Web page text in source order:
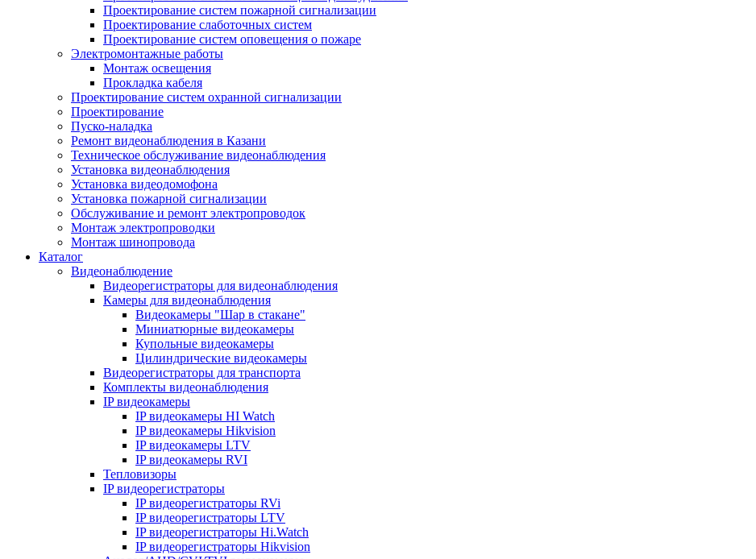
Проектирование систем пожарной сигнализации
Проектирование слаботочных систем
Проектирование систем оповещения о пожаре
Электромонтажные работы
Монтаж освещения
Прокладка кабеля
Проектирование систем охранной сигнализации
Проектирование
Пуско-наладка
Ремонт видеонаблюдения в Казани
Техническое обслуживание видеонаблюдения
Установка видеонаблюдения
Установка видеодомофона
Установка пожарной сигнализации
Обслуживание и ремонт электропроводок
Монтаж электропроводки
Монтаж шинопровода
Каталог
Видеонаблюдение
Видеорегистраторы для видеонаблюдения
Камеры для видеонаблюдения
Видеокамеры "Шар в стакане"
Миниатюрные видеокамеры
Купольные видеокамеры
Цилиндрические видеокамеры
Видеорегистраторы для транспорта
Комплекты видеонаблюдения
IP видеокамеры
IP видеокамеры HI Watch
IP видеокамеры Hikvision
IP видеокамеры LTV
IP видеокамеры RVI
Тепловизоры
IP видеорегистраторы
IP видеорегистраторы RVi
IP видеорегистраторы LTV
IP видеорегистраторы Hi.Watch
IP видеорегистраторы Hikvision